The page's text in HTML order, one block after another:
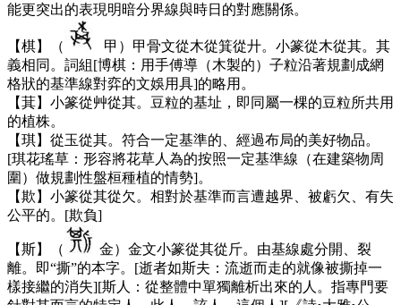
能更突出的表現明暗分界線與時日的對應關係。
【棋】（
甲）甲骨文從木從箕從廾。小篆從木從其。其
義相同。詞組[博棋：用手傅導（木製的）子粒沿著規劃成網
格狀的基準線對弈的文娛用具]的略用。
【萁】小篆從艸從其。豆粒的基址，即同屬一棵的豆粒所共用
的植株。
【琪】從玉從其。符合一定基準的、經過布局的美好物品。
[琪花瑤草：形容將花草人為的按照一定基準線（在建築物周
圍）做規劃性盤桓種植的情勢]。
【欺】小篆從其從欠。相對於基準而言遭越界、被虧欠、有失
公平的。[欺負]
【斯】（
金）金文小篆從其從斤。由基線處分開、裂
離。即“撕”的本字。[逝者如斯夫：流逝而走的就像被撕掉一
樣接繼的消失][斯人：從整體中單獨離析出來的人。指專門要